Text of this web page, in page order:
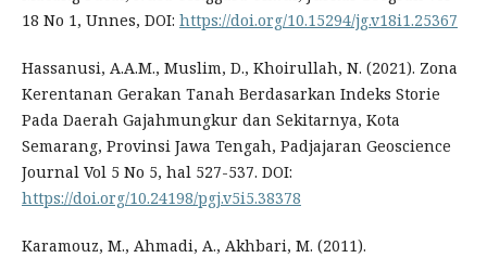
18 No 1, Unnes, DOI: https://doi.org/10.15294/jg.v18i1.25367
Hassanusi, A.A.M., Muslim, D., Khoirullah, N. (2021). Zona
Kerentanan Gerakan Tanah Berdasarkan Indeks Storie
Pada Daerah Gajahmungkur dan Sekitarnya, Kota
Semarang, Provinsi Jawa Tengah, Padjajaran Geoscience
Journal Vol 5 No 5, hal 527-537. DOI:
https://doi.org/10.24198/pgj.v5i5.38378
Karamouz, M., Ahmadi, A., Akhbari, M. (2011).